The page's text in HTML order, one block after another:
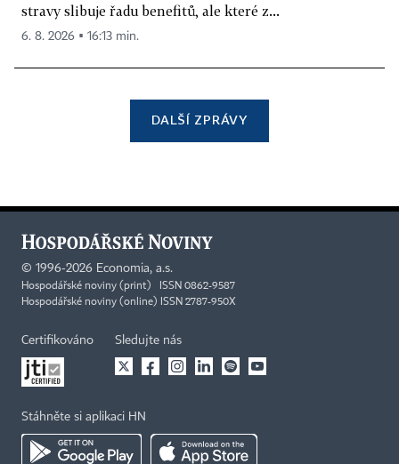
stravy slibuje řadu benefitů, ale které z...
6. 8. 2026 ▪ 16:13 min.
DALŠÍ ZPRÁVY
© 1996-2026 Economia, a.s.
Hospodářské noviny (print) ISSN 0862-9587
Hospodářské noviny (online) ISSN 2787-950X
Certifikováno Sledujte nás
Stáhněte si aplikaci HN